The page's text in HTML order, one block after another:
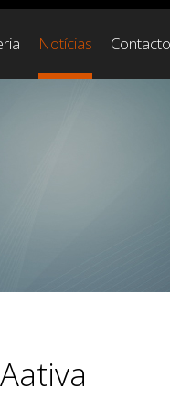
Notícias Contacto